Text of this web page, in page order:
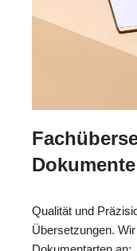
Dokumente
Qualität und
Übersetzungen.